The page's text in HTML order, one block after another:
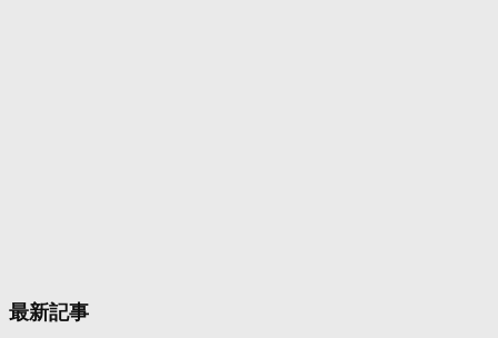
最新記事